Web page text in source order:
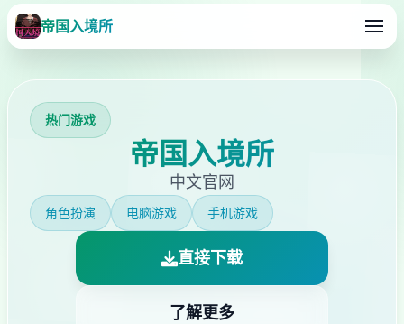
帝国入境所
热门游戏
帝国入境所
中文官网
角色扮演 电脑游戏 手机游戏
直接下载
了解更多